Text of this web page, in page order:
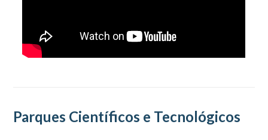
Parques Científicos e Tecnológicos